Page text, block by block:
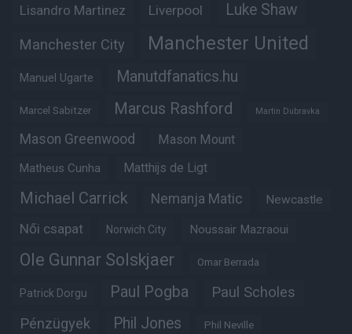
Lisandro Martinez Liverpool Luke Shaw
Manchester City Manchester United
Manuel Ugarte Manutdfanatics.hu
Marcel Sabitzer Marcus Rashford Martin Dubravka
Mason Greenwood Mason Mount
Matheus Cunha Matthijs de Ligt
Michael Carrick Nemanja Matic Newcastle
Női csapat Norwich City Noussair Mazraoui
Ole Gunnar Solskjaer Omar Berrada
Patrick Dorgu Paul Pogba Paul Scholes
Pénzügyek Phil Jones Phil Neville